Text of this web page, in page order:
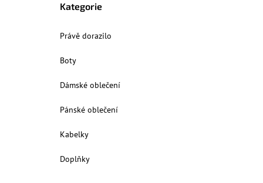
Kategorie
Právě dorazilo
Boty
Dámské oblečení
Pánské oblečení
Kabelky
Doplňky